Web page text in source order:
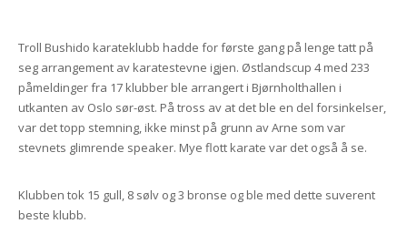
Troll Bushido karateklubb hadde for første gang på lenge tatt på
seg arrangement av karatestevne igjen. Østlandscup 4 med 233
påmeldinger fra 17 klubber ble arrangert i Bjørnholthallen i
utkanten av Oslo sør-øst. På tross av at det ble en del forsinkelser,
var det topp stemning, ikke minst på grunn av Arne som var
stevnets glimrende speaker. Mye flott karate var det også å se.
Klubben tok 15 gull, 8 sølv og 3 bronse og ble med dette suverent
beste klubb.